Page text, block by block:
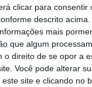
clicar para consentir
descrito acima.
mais
que algum
o direito de se opor a
Você pode alterar
site e clicando no